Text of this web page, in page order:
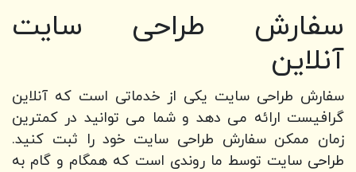
سفارش طراحی سایت
آنلاین
سفارش طراحی سایت یکی از خدماتی است که آنلاین
گرافیست ارائه می دهد و شما می توانید در کمترین
زمان ممکن سفارش طراحی سایت خود را ثبت کنید.
طراحی سایت توسط ما روندی است که همگام و گام به